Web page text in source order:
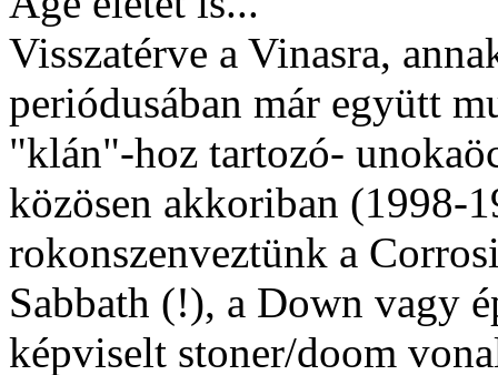
Visszatérve a Vinasra,
periódusában már együtt
"klán"-hoz tartozó-
közösen akkoriban (1998-
rokonszenveztünk a
Sabbath (!), a Down vagy
képviselt stoner/doom